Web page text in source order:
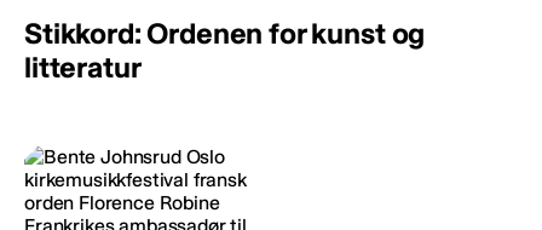
Stikkord: Ordenen for kunst og
litteratur